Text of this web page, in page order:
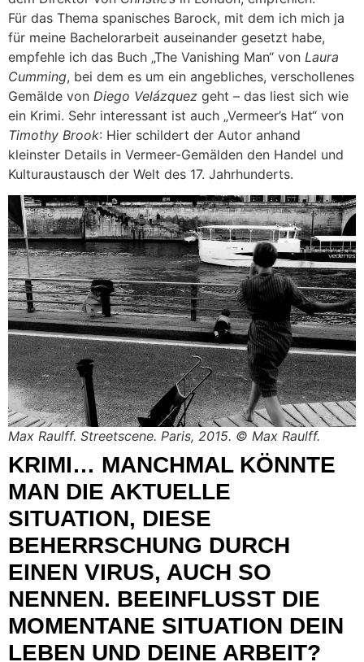
Für das Thema spanisches Barock, mit dem ich mich ja
für meine Bachelorarbeit auseinander gesetzt habe,
empfehle ich das Buch „The Vanishing Man“ von Laura
Cumming, bei dem es um ein angebliches, verschollenes
Gemälde von Diego Velázquez geht – das liest sich wie
ein Krimi. Sehr interessant ist auch „Vermeer’s Hat“ von
Timothy Brook: Hier schildert der Autor anhand
kleinster Details in Vermeer-Gemälden den Handel und
Kulturaustausch der Welt des 17. Jahrhunderts.
Max Raulff. Streetscene. Paris, 2015. © Max Raulff.
KRIMI… MANCHMAL KÖNNTE
MAN DIE AKTUELLE
SITUATION, DIESE
BEHERRSCHUNG DURCH
EINEN VIRUS, AUCH SO
NENNEN. BEEINFLUSST DIE
MOMENTANE SITUATION DEIN
LEBEN UND DEINE ARBEIT?